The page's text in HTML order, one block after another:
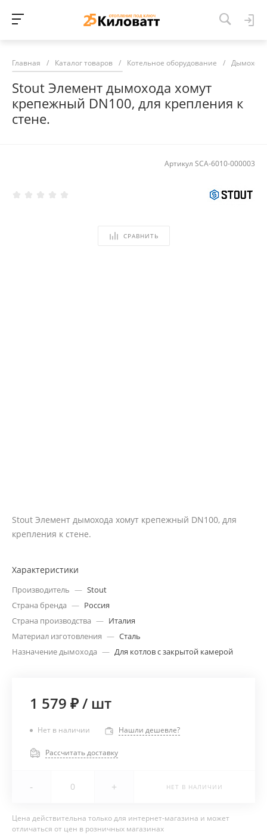
Главная / Каталог товаров / Котельное оборудование /
Stout Элемент дымохода хомут
крепежный DN100, для крепления к
стене.
Артикул SCA-6010-000003
СРАВНИТЬ
Stout Элемент дымохода хомут крепежный DN100, для
крепления к стене.
Характеристики
Производитель — Stout
Страна бренда — Россия
Страна производства — Италия
Материал изготовления — Сталь
Назначение дымохода — Для котлов с закрытой камерой
1 579 ₽/ шт
Нет в наличии Нашли дешевле?
Рассчитать доставку
- + НЕТ В НАЛИЧИИ
Цена действительна только для интернет-магазина и может
отличаться от цен в розничных магазинах